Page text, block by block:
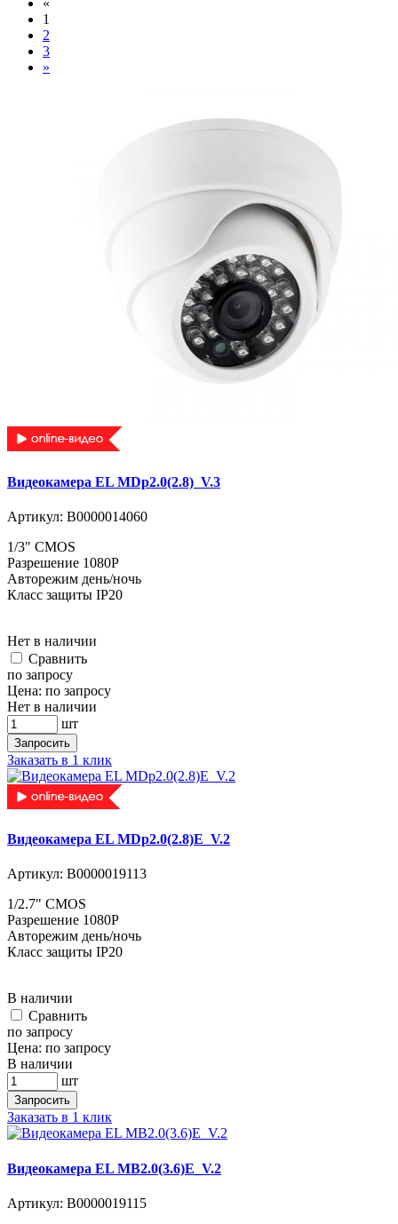
«
1
2
3
»
Видеокамера EL MDp2.0(2.8)_V.3
Артикул: В0000014060
1/3" CMOS
Разрешение 1080P
Авторежим день/ночь
Класс защиты IP20
Нет в наличии
Cравнить
по запросу
Цена: по запросу
Нет в наличии
шт
Запросить
Заказать в 1 клик
Видеокамера EL MDp2.0(2.8)E_V.2
Артикул: В0000019113
1/2.7" CMOS
Разрешение 1080P
Авторежим день/ночь
Класс защиты IP20
В наличии
Cравнить
по запросу
Цена: по запросу
В наличии
шт
Запросить
Заказать в 1 клик
Видеокамера EL MB2.0(3.6)E_V.2
Артикул: В0000019115